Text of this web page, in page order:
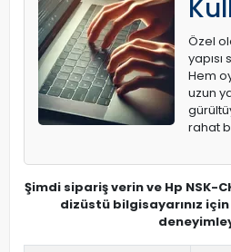
Özel
yapısı
Hem
uzun
rahat
Şimdi sipariş verin ve Hp NSK-
dizüstü bilgisayarınız